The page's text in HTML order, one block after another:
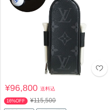
¥96,800送料込
16%OFF ¥115,500